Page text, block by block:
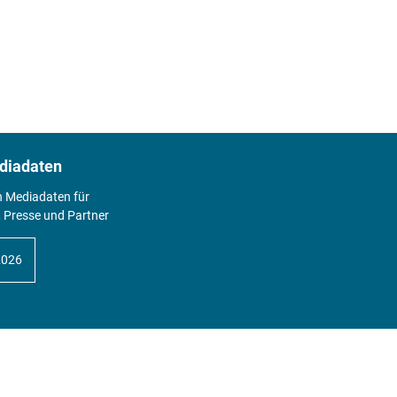
Mediadaten für
Presse und Partner